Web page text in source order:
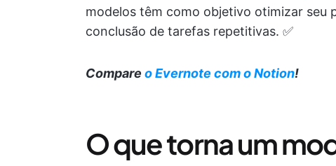
modelos têm como objetivo otimizar seu
conclusão de tarefas repetitivas. ✅
Compare o Evernote com o Notion!
O que torna um